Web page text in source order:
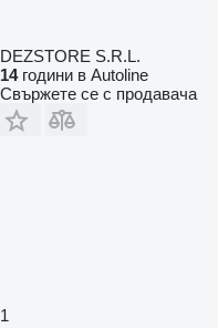
DEZSTORE S.R.L.
14години в Autoline
Свържете се с продавача
1